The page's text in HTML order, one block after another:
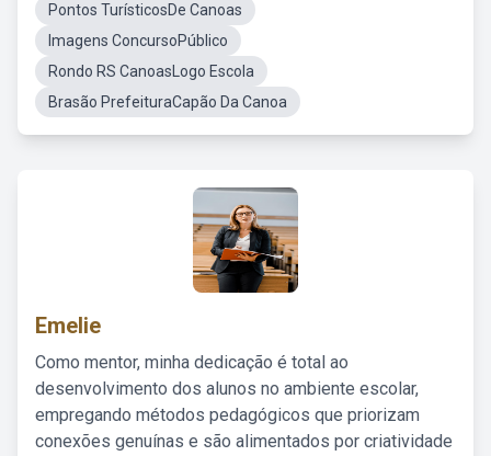
Pontos TurísticosDe Canoas
Imagens ConcursoPúblico
Rondo RS CanoasLogo Escola
Brasão PrefeituraCapão Da Canoa
Emelie
Como mentor, minha dedicação é total ao
desenvolvimento dos alunos no ambiente escolar,
empregando métodos pedagógicos que priorizam
conexões genuínas e são alimentados por criatividade